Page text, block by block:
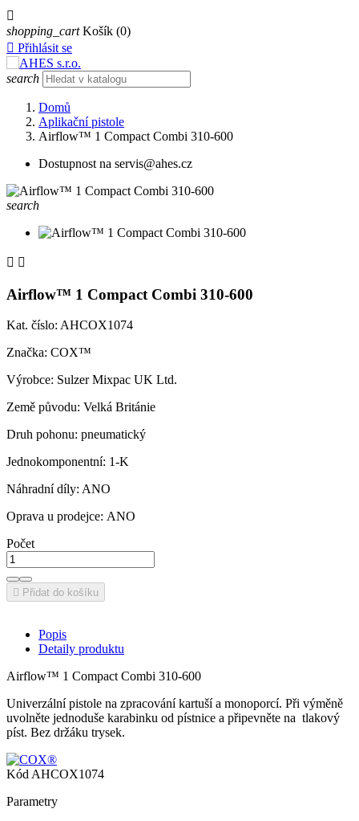

shopping_cart Košík (0)
 Přihlásit se
search
Domů
Aplikační pistole
Airflow™ 1 Compact Combi 310-600
Dostupnost na servis@ahes.cz
search
 
Airflow™ 1 Compact Combi 310-600
Kat. číslo: AHCOX1074
Značka: COX™
Výrobce: Sulzer Mixpac UK Ltd.
Země původu: Velká Británie
Druh pohonu: pneumatický
Jednokomponentní: 1-K
Náhradní díly: ANO
Oprava u prodejce: ANO
Počet
 Přidat do košíku
Popis
Detaily produktu
Airflow™ 1 Compact Combi 310-600
Univerzální pistole na zpracování kartuší a monoporcí. Při výměně
uvolněte jednoduše karabinku od pístnice a připevněte na tlakový
píst. Bez držáku trysek.
KódAHCOX1074
Parametry